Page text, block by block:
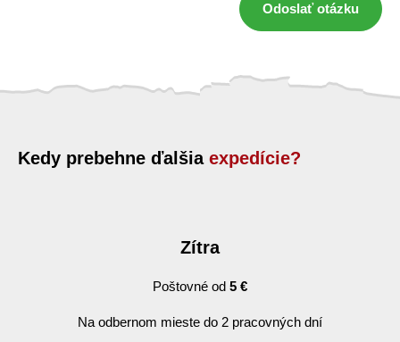
Odoslať otázku
Kedy prebehne ďalšia expedície?
Zítra
Poštovné od 5 €
Na odbernom mieste do 2 pracovných dní